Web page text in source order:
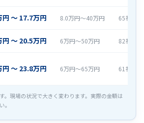
円 〜 17.7万円 8.0万円〜40万円 65社
円 〜 20.5万円 6万円〜50万円 82社
円 〜 23.8万円 6万円〜65万円 61社
。現場の状況で大きく変わります。実際の金額は
。